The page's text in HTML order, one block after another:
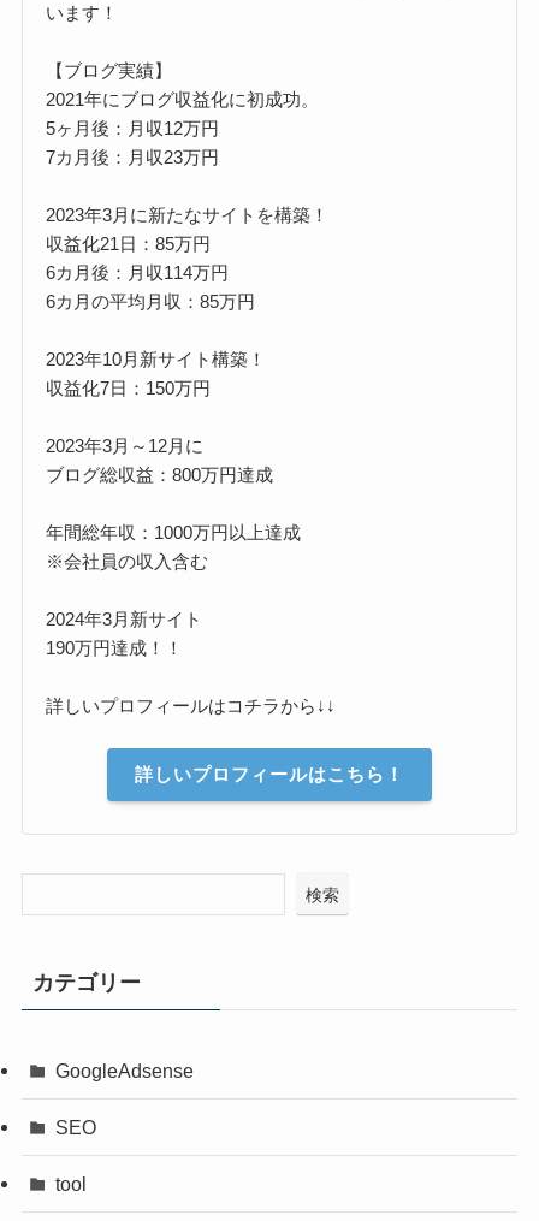
います！
【ブログ実績】
2021年にブログ収益化に初成功。
5ヶ月後：月収12万円
7カ月後：月収23万円
2023年3月に新たなサイトを構築！
収益化21日：85万円
6カ月後：月収114万円
6カ月の平均月収：85万円
2023年10月新サイト構築！
収益化7日：150万円
2023年3月～12月に
ブログ総収益：800万円達成
年間総年収：1000万円以上達成
※会社員の収入含む
2024年3月新サイト
190万円達成！！
詳しいプロフィールはコチラから↓↓
詳しいプロフィールはこちら！
検索
カテゴリー
GoogleAdsense
SEO
tool